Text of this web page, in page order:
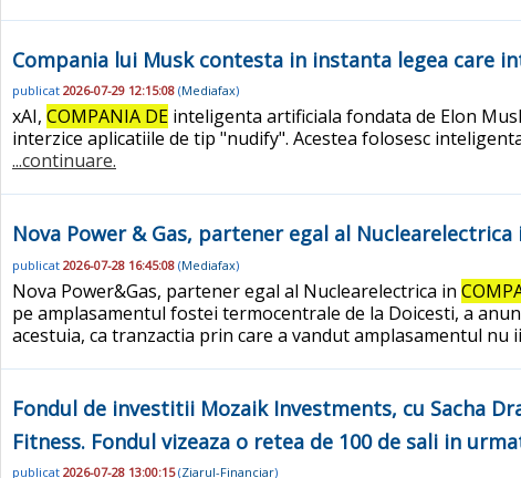
Compania lui Musk contesta in instanta legea care
publicat 2026-07-29 12:15:08 (Mediafax)
xAI, COMPANIA DE inteligenta artificiala fondata de Elon
interzice aplicatiile de tip "nudify". Acestea folosesc
...continuare.
Nova Power & Gas, partener egal al
publicat 2026-07-28 16:45:08 (Mediafax)
Nova Power&Gas, partener egal al Nuclearelectrica in
pe amplasamentul fostei termocentrale de la Doicesti, a
acestuia, ca tranzactia prin care a vandut amplasamentul nu
Fondul de investitii Mozaik Investments, cu Sacha
Fitness. Fondul vizeaza o retea de 100 de sali in
publicat 2026-07-28 13:00:15(Ziarul-Financiar)